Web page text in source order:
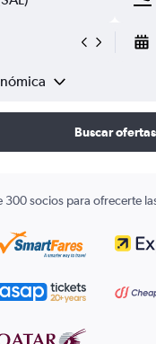
Buscar ofertas
300 socios para ofrecerte